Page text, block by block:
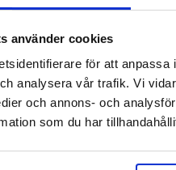
använder cookies
för att
analysera vår trafik. Vi
och annons- och
som du har
T
12
18
flera gånger per dag med jämna
avsändningsdatumet i det sista